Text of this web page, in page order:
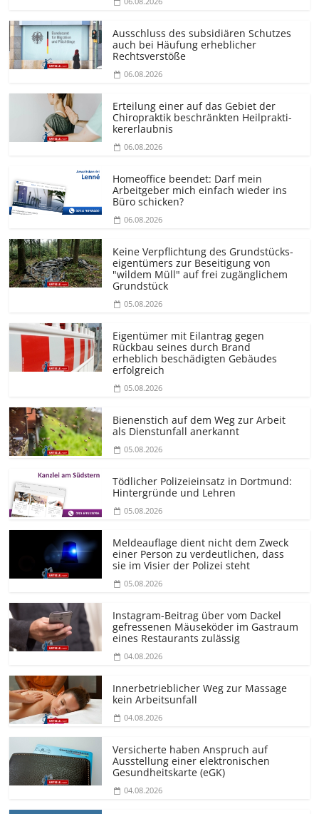
Ausschluss des subsidiären Schutzes
auch bei Häufung erheblicher
Rechtsverstöße
06.08.2026
Erteilung einer auf das Gebiet der
Chiropraktik beschränkten Heilprakti­
kererlaubnis
06.08.2026
Homeoffice beendet: Darf mein
Arbeitgeber mich einfach wieder ins
Büro schicken?
06.08.2026
Keine Verpflichtung des Grundstücks­
eigentümers zur Beseitigung von
"wildem Müll" auf frei zugänglichem
Grundstück
05.08.2026
Eigentümer mit Eilantrag gegen
Rückbau seines durch Brand
erheblich beschädigten Gebäudes
erfolgreich
05.08.2026
Bienenstich auf dem Weg zur Arbeit
als Dienstunfall anerkannt
05.08.2026
Tödlicher Polizeieinsatz in Dortmund:
Hintergründe und Lehren
05.08.2026
Meldeauflage dient nicht dem Zweck
einer Person zu verdeutlichen, dass
sie im Visier der Polizei steht
05.08.2026
Instagram-Beitrag über vom Dackel
gefressenen Mäuseköder im Gastraum
eines Restaurants zulässig
04.08.2026
Innerbetrieblicher Weg zur Massage
kein Arbeitsunfall
04.08.2026
Versicherte haben Anspruch auf
Ausstellung einer elektronischen
Gesundheitskarte (eGK)
04.08.2026